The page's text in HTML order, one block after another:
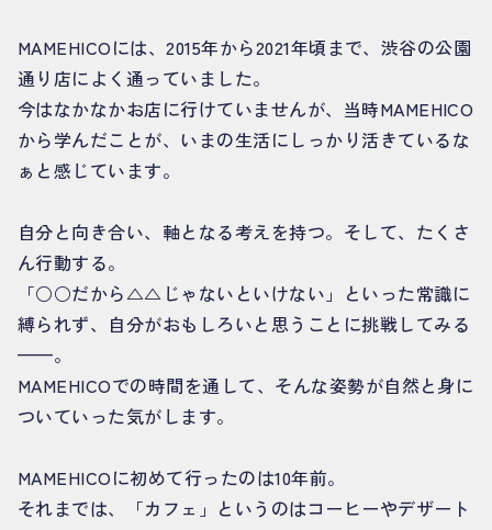
MAMEHICOには、2015年から2021年頃まで、渋谷の公園
通り店によく通っていました。
今はなかなかお店に行けていませんが、当時MAMEHICO
から学んだことが、いまの生活にしっかり活きているな
ぁと感じています。
自分と向き合い、軸となる考えを持つ。そして、たくさ
ん行動する。
「○○だから△△じゃないといけない」といった常識に
縛られず、自分がおもしろいと思うことに挑戦してみる
——。
MAMEHICOでの時間を通して、そんな姿勢が自然と身に
ついていった気がします。
MAMEHICOに初めて行ったのは10年前。
それまでは、「カフェ」というのはコーヒーやデザート